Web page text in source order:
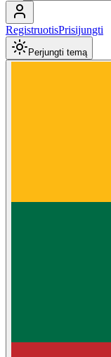
RegistruotisPrisijungti
Perjungti temą